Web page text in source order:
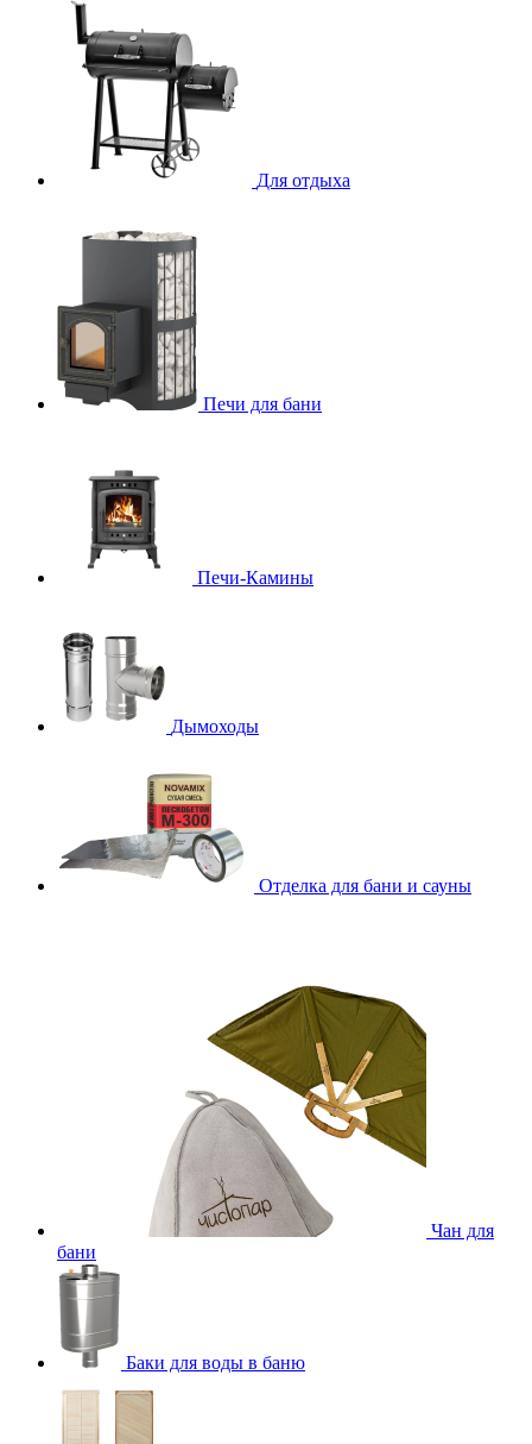
Для отдыха
Печи для бани
Печи-Камины
Дымоходы
Отделка для бани и сауны
Чан для
бани
Баки для воды в баню